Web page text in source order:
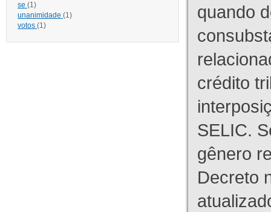
se (1)
unanimidade (1)
votos (1)
quando
crédito
SELIC.
gênero
Decreto